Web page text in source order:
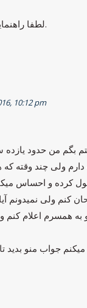
لطفا راهنماییم کنید سپاسگزارم.
10:12 pm
بگم من حدود یازده
ولی چند وقته
کرده و احساس
کنم ولی نمیدونم
همسرم اعلام کنم